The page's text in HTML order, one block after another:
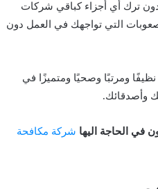
ترك أي أجزاء كباقي شركات
التي تواجهك في العمل دون
ومرتبًا وصحيًا ومتميزًا في
وأصدقائك.
في الحاجة اليها شركة مكافحة